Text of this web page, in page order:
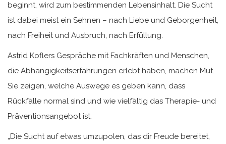
beginnt, wird zum bestimmenden Lebensinhalt. Die Sucht
ist dabei meist ein Sehnen – nach Liebe und Geborgenheit,
nach Freiheit und Ausbruch, nach Erfüllung.
Astrid Koflers Gespräche mit Fachkräften und Menschen,
die Abhängigkeitserfahrungen erlebt haben, machen Mut.
Sie zeigen, welche Auswege es geben kann, dass
Rückfälle normal sind und wie vielfältig das Therapie- und
Präventionsangebot ist.
„Die Sucht auf etwas umzupolen, das dir Freude bereitet,